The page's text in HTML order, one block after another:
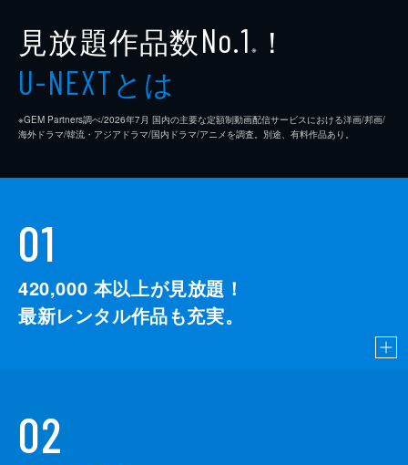
見放題作品数No.1 ※ ！
U-NEXTとは
※GEM Partners調べ/2026年7⽉ 国内の主要な定額制動画配信サービスにおける洋画/邦画/
海外ドラマ/韓流・アジアドラマ/国内ドラマ/アニメを調査。別途、有料作品あり。
01
420,000 本以上が見放題！
最新レンタル作品も充実。
02